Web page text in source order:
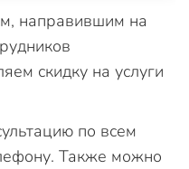
направившим на
скидку на услуги
по всем
Также можно